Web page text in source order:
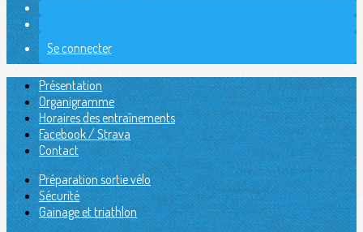
Se connecter
Présentation
Organigramme
Horaires des entraînements
Facebook / Strava
Contact
Préparation sortie vélo
Sécurité
Gainage et triathlon